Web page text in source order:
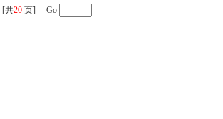
[共20 页] Go